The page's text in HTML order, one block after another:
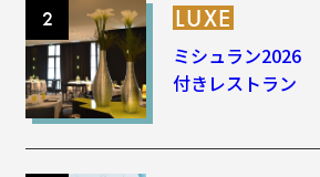
LUXE
ミシュラン2026
付きレストラン